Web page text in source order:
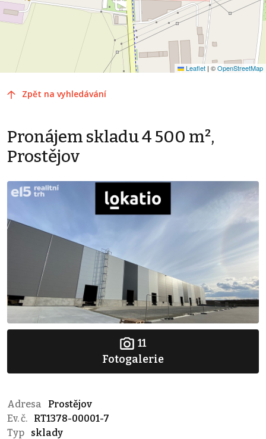
Leaflet | ©OpenStreetMap
Zpět na vyhledávání
Pronájem skladu 4 500 m²,
Prostějov
11
Fotogalerie
Adresa
Prostějov
Ev. č.
RT1378-00001-7
Typ
sklady